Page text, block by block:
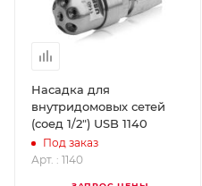
Насадка для
внутридомовых сетей
(соед 1/2") USB 1140
Под заказ
Арт. : 1140